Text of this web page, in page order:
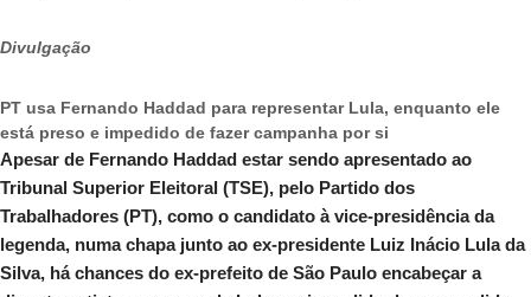
Divulgação
PT usa Fernando Haddad para representar Lula, enquanto ele
está preso e impedido de fazer campanha por si
Apesar de Fernando Haddad estar sendo apresentado ao
Tribunal Superior Eleitoral (TSE), pelo Partido dos
Trabalhadores (PT), como o candidato à vice-presidência da
legenda, numa chapa junto ao ex-presidente Luiz Inácio Lula da
Silva, há chances do ex-prefeito de São Paulo encabeçar a